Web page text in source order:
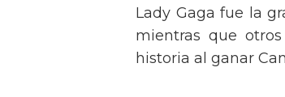
Lady Gaga fue la
mientras que
historia al ganar